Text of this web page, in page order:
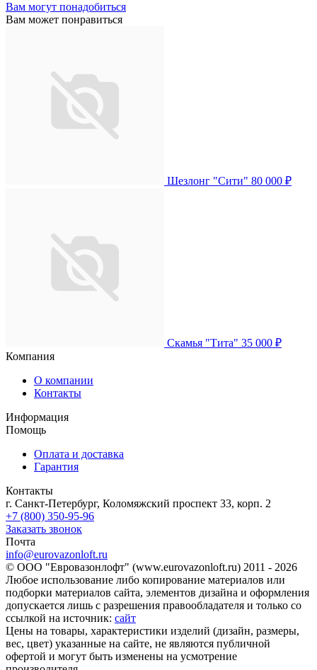
Вам могут понадобиться
Вам может понравиться
Шезлонг "Сити" 80 000 ₽
Скамья "Тита" 35 000 ₽
Компания
О компании
Контакты
Информация
Помощь
Оплата и доставка
Гарантия
Контакты
г. Санкт-Петербург, Коломяжский проспект 33, корп. 2
+7 (800) 350-95-96
Заказать звонок
Почта
info@eurovazonloft.ru
© ООО "Евровазонлофт" (www.eurovazonloft.ru) 2011 - 2026
Любое использование либо копирование материалов или
подборки материалов сайта, элементов дизайна и оформления
допускается лишь с разрешения правообладателя и только со
ссылкой на источник: сайт
Цены на товары, характеристики изделий (дизайн, размеры,
вес, цвет) указанные на сайте, не являются публичной
офертой и могут быть изменены на усмотрение